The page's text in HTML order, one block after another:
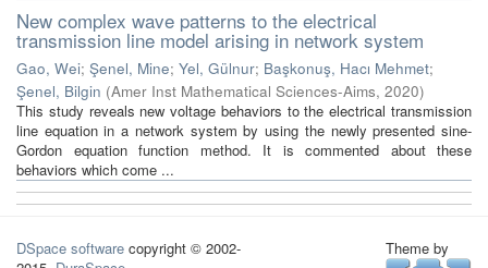
New complex wave patterns to the electrical
transmission line model arising in network system
Gao, Wei; Şenel, Mine; Yel, Gülnur; Başkonuş, Hacı Mehmet;
Şenel, Bilgin (Amer Inst Mathematical Sciences-Aims, 2020)
This study reveals new voltage behaviors to the electrical transmission
line equation in a network system by using the newly presented sine-
Gordon equation function method. It is commented about these
behaviors which come ...
DSpace software copyright © 2002-
Theme by